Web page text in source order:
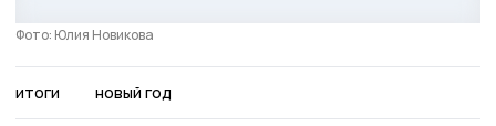
Фото: Юлия Новикова
итоги новый год